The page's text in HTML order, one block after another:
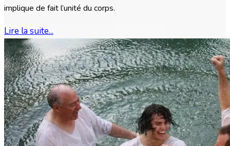
implique de fait l’unité du corps.
Lire la suite...